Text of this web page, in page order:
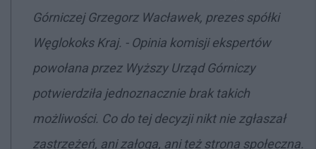
Górniczej Grzegorz Wacławek, prezes spółki
Węglokoks Kraj. - Opinia komisji ekspertów
powołana przez Wyższy Urząd Górniczy
potwierdziła jednoznacznie brak takich
możliwości. Co do tej decyzji nikt nie zgłaszał
zastrzeżeń, ani załoga, ani też strona społeczna.